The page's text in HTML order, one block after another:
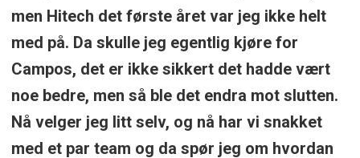
men Hitech det første året var jeg ikke helt
med på. Da skulle jeg egentlig kjøre for
Campos, det er ikke sikkert det hadde vært
noe bedre, men så ble det endra mot slutten.
Nå velger jeg litt selv, og nå har vi snakket
med et par team og da spør jeg om hvordan